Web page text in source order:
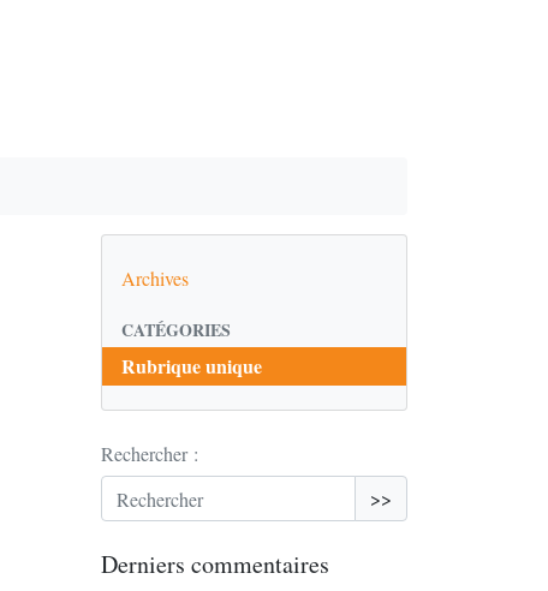
Archives
CATÉGORIES
Rubrique unique
Rechercher :
>>
Derniers commentaires